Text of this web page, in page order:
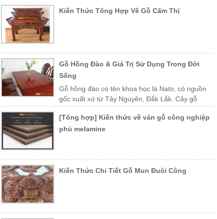
Kiến Thức Tổng Hợp Về Gỗ Cẩm Thị
Gỗ Hồng Đào & Giá Trị Sử Dụng Trong Đời
Sống
Gỗ hồng đào có tên khoa học là Nato, có nguồn
gốc xuất xứ từ Tây Nguyên, Đắk Lắk. Cây gỗ
được trồng nhiều ở các vùng miền Trung Việt Nam như Khánh Hòa,
Phú Yên, Lào, Campuchia…[Tổng hợp] Kiến thức về ván gỗ công nghiệp
phủ melamine
Kiến Thức Chi Tiết Gỗ Mun Đuôi Công